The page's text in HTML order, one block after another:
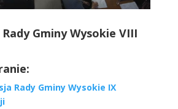
Rady Gminy Wysokie VIII
Rady Gminy Wysokie IX